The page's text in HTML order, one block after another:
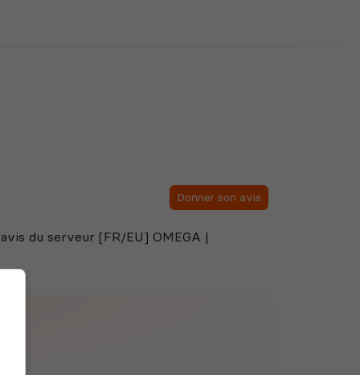
Donner son avis
du serveur [FR/EU] OMEGA |